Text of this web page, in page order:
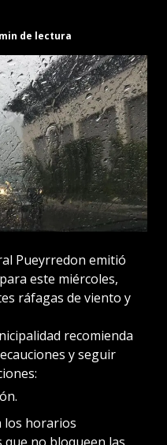
de lectura
Pueyrredon emitió
este miércoles,
ráfagas de viento y
recomienda
y seguir
los horarios